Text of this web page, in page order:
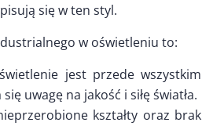
się w ten styl.
w oświetleniu to:
jest przede wszystkim
uwagę na jakość i siłę światła.
kształty oraz brak